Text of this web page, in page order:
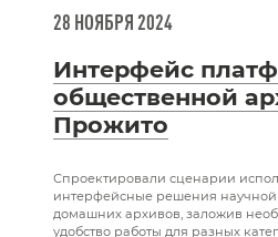
Интерфейс
общественной
Прожито
28 НОЯБРЯ 2024
Спроектировали сценарии
интерфейсные решения
домашних архивов, заложив
удобство работы для разных